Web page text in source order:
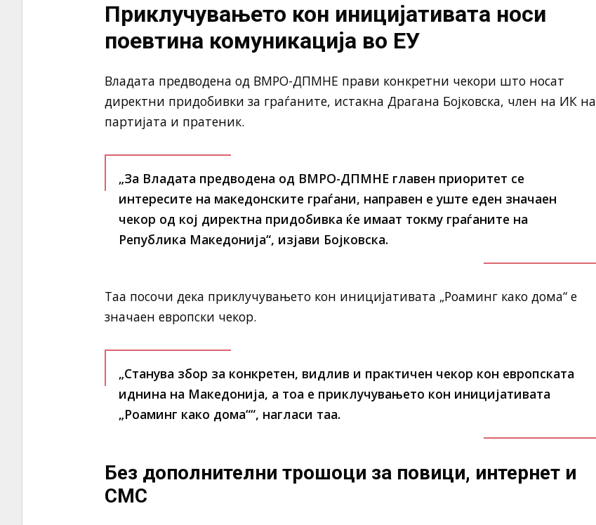
Приклучувањето кон иницијативата носи
поевтина комуникација во ЕУ
Владата предводена од ВМРО-ДПМНЕ прави конкретни чекори што носат
директни придобивки за граѓаните, истакна Драгана Бојковска, член на ИК на
партијата и пратеник.
„За Владата предводена од ВМРО-ДПМНЕ главен приоритет се
интересите на македонските граѓани, направен е уште еден значаен
чекор од кој директна придобивка ќе имаат токму граѓаните на
Република Македонија“, изјави Бојковска.
Таа посочи дека приклучувањето кон иницијативата „Роаминг како дома“ е
значаен европски чекор.
„Станува збор за конкретен, видлив и практичен чекор кон европската
иднина на Македонија, а тоа е приклучувањето кон иницијативата
„Роаминг како дома““, нагласи таа.
Без дополнителни трошоци за повици, интернет и
СМС